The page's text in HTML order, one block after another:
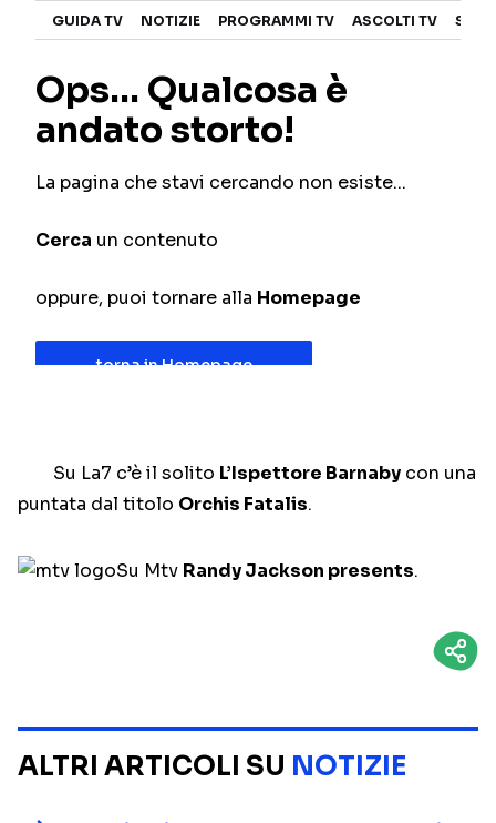
Su La7 c’è il solito L’Ispettore Barnaby con una
puntata dal titolo Orchis Fatalis.
Su Mtv Randy Jackson presents.
ALTRI ARTICOLI SU NOTIZIE